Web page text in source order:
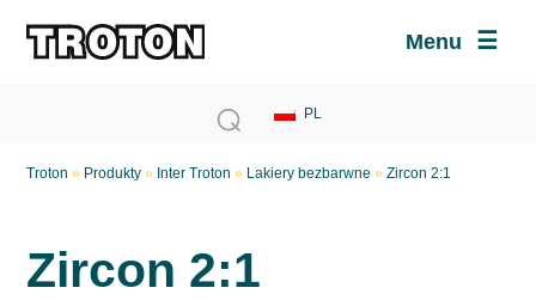
Menu
Troton » Produkty » Inter Troton » Lakiery bezbarwne »Zircon 2:1
Zircon 2:1